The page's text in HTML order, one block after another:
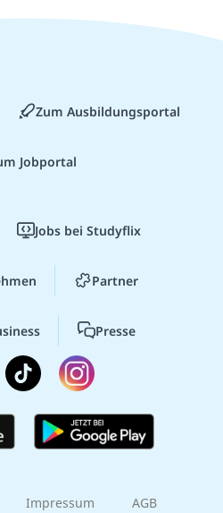
Zum Ausbildungsportal
Jobportal
Jobs bei Studyflix
Partner
Presse
Impressum AGB